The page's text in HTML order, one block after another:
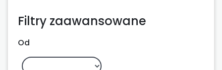
Filtry zaawansowane
Od